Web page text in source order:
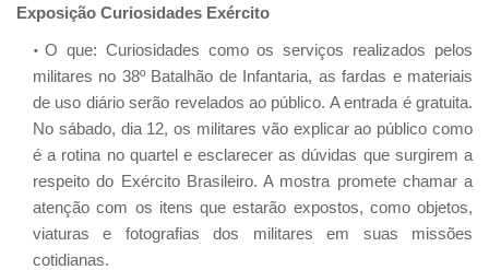
Exposição Curiosidades Exército
O que: Curiosidades como os serviços realizados pelos
militares no 38º Batalhão de Infantaria, as fardas e materiais
de uso diário serão revelados ao público. A entrada é gratuita.
No sábado, dia 12, os militares vão explicar ao público como
é a rotina no quartel e esclarecer as dúvidas que surgirem a
respeito do Exército Brasileiro. A mostra promete chamar a
atenção com os itens que estarão expostos, como objetos,
viaturas e fotografias dos militares em suas missões
cotidianas.